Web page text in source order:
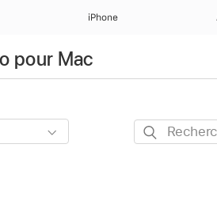
iPhone
pour Mac
Rechercher